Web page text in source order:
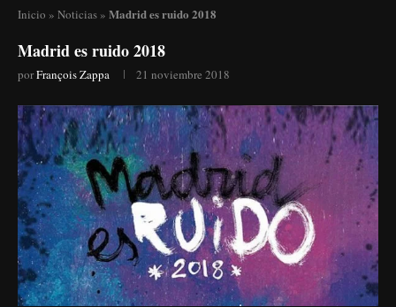
Inicio » Noticias » Madrid es ruido 2018
Madrid es ruido 2018
porFrançois Zappa 21 noviembre 2018